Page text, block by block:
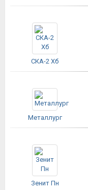
СКА-2 Хб
Металлург
Зенит Пн